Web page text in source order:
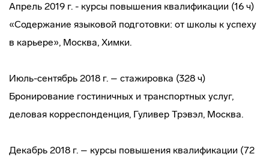
Апрель 2019 г. - курсы повышения квалификации (16 ч)
«Содержание языковой подготовки: от школы к успеху
в карьере», Москва, Химки.
Июль-сентябрь 2018 г. – стажировка (328 ч)
Бронирование гостиничных и транспортных услуг,
деловая корреспонденция, Гуливер Трэвэл, Москва.
Декабрь 2018 г. – курсы повышения квалификации (72